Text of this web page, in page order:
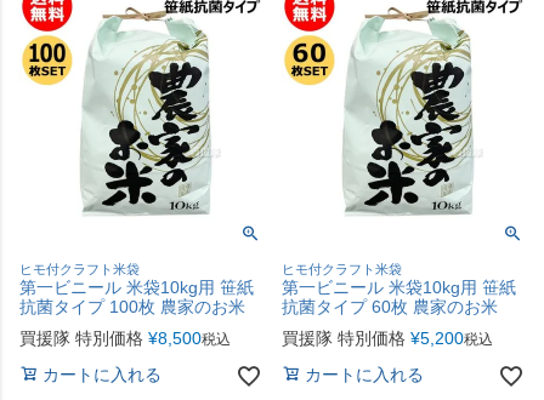
ヒモ付クラフト米袋
第一ビニール 米袋10kg用 笹紙
抗菌タイプ 100枚 農家のお米
買援隊 特別価格 ¥8,500税込
カートに入れる
ヒモ付クラフト米袋
第一ビニール 米袋10kg用 笹紙
抗菌タイプ 60枚 農家のお米
買援隊 特別価格 ¥5,200税込
カートに入れる